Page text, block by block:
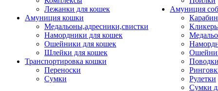
Лежанки для кошек
Амуниция кошки
Медальоны,адресники,свистки
Намордники для кошек
Ошейники для кошек
Шлейки для кошек
Транспортировка кошки
Переноски
Сумки
Амуниция
Рулетки
Сумки